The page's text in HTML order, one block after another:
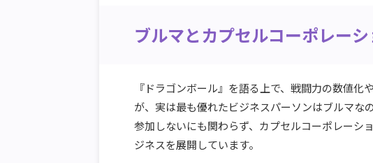
ブルマとカプセルコーポレー
『ドラゴンボール』を語る上で、戦闘力の数値
が、実は最も優れたビジネスパーソンはブルマな
参加しないにも関わらず、カプセルコーポレーシ
ジネスを展開しています。